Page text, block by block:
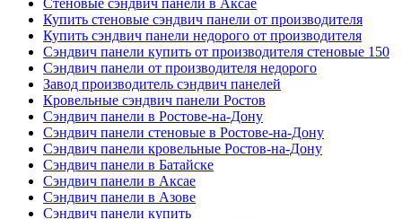
Купить стеновые сэндвич панели от производителя
Купить сэндвич панели недорого от производителя
Сэндвич панели купить от производителя стеновые 150
Сэндвич панели от производителя недорого
Завод производитель сэндвич панелей
Кровельные сэндвич панели Ростов
Сэндвич панели в Ростове-на-Дону
Сэндвич панели стеновые в Ростове-на-Дону
Сэндвич панели кровельные Ростов-на-Дону
Сэндвич панели в Батайске
Сэндвич панели в Аксае
Сэндвич панели в Азове
Сэндвич панели купить